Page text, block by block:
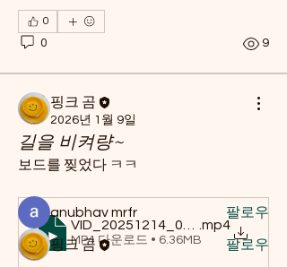
0
0 9
핑크 곰
2026년 1월 9일
길을 비켜량~
보드를 찢었다 ㅋㅋ
VID_20251214_021552_280
.mp4
MP4 다운로드 • 6.36MB
소개
취향별 음악 추천, 요즘 즐겨 듣는 곡, 내
플레이리스트 공유 등 음악을 사랑하는
이들이 자유롭게 소통하고
더보기
anubhav mrfr 팔로우
핑크 곰
팔로우